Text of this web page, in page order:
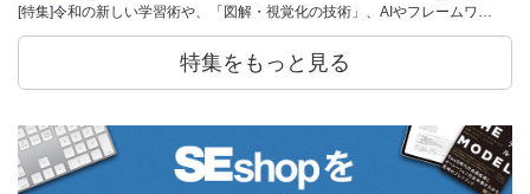
[特集]令和の新しい学習術や、「図解・視覚化の技術」、AIやフレームワ…
特集をもっと見る